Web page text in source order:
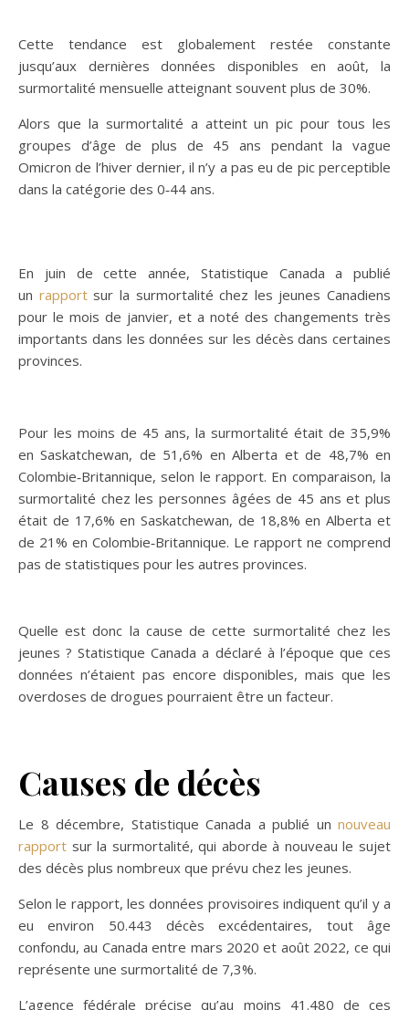
Cette tendance est globalement restée constante
jusqu’aux dernières données disponibles en août, la
surmortalité mensuelle atteignant souvent plus de 30%.
Alors que la surmortalité a atteint un pic pour tous les
groupes d’âge de plus de 45 ans pendant la vague
Omicron de l’hiver dernier, il n’y a pas eu de pic perceptible
dans la catégorie des 0‑44 ans.
En juin de cette année, Statistique Canada a publié
un rapportsur la surmortalité chez les jeunes Canadiens
pour le mois de janvier, et a noté des changements très
importants dans les données sur les décès dans certaines
provinces.
Pour les moins de 45 ans, la surmortalité était de 35,9%
en Saskatchewan, de 51,6% en Alberta et de 48,7% en
Colombie‑Britannique, selon le rapport. En comparaison, la
surmortalité chez les personnes âgées de 45 ans et plus
était de 17,6% en Saskatchewan, de 18,8% en Alberta et
de 21% en Colombie‑Britannique. Le rapport ne comprend
pas de statistiques pour les autres provinces.
Quelle est donc la cause de cette surmortalité chez les
jeunes ? Statistique Canada a déclaré à l’époque que ces
données n’étaient pas encore disponibles, mais que les
overdoses de drogues pourraient être un facteur.
Causes de décès
Le 8 décembre, Statistique Canada a publié un nouveau
rapport sur la surmortalité, qui aborde à nouveau le sujet
des décès plus nombreux que prévu chez les jeunes.
Selon le rapport, les données provisoires indiquent qu’il y a
eu environ 50.443 décès excédentaires, tout âge
confondu, au Canada entre mars 2020 et août 2022, ce qui
représente une surmortalité de 7,3%.
L’agence fédérale précise qu’au moins 41.480 de ces